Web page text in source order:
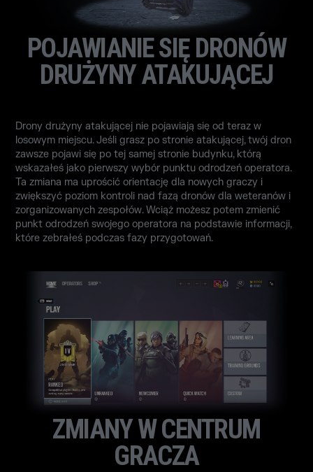
POJAWIANIE SIĘ DRONÓW
DRUŻYNY ATAKUJĄCEJ
Drony drużyny atakującej nie pojawiają się od teraz w
losowym miejscu. Jeśli grasz po stronie atakującej, twój dron
zawsze pojawi się po tej samej stronie budynku, którą
wskazałeś jako pierwszy wybór punktu odrodzeń operatora.
Ta zmiana ma uprościć orientację dla nowych graczy i
zwiększyć poziom kontroli nad fazą dronów dla weteranów i
zorganizowanych zespołów. Wciąż możesz potem zmienić
punkt odrodzeń swojego operatora na podstawie informacji,
które zebrałeś podczas fazy przygotowań.
ZMIANY W CENTRUM
GRACZA